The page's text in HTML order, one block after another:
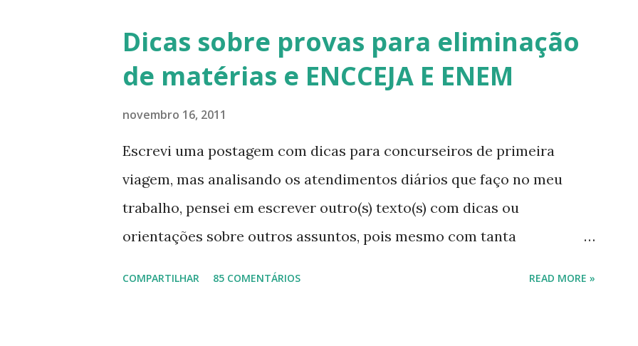
Dicas sobre provas para eliminação
de matérias e ENCCEJA E ENEM
novembro 16, 2011
Escrevi uma postagem com dicas para concurseiros de primeira
viagem, mas analisando os atendimentos diários que faço no meu
trabalho, pensei em escrever outro(s) texto(s) com dicas ou
orientações sobre outros assuntos, pois mesmo com tanta
COMPARTILHAR 85 COMENTÁRIOS READ MORE »